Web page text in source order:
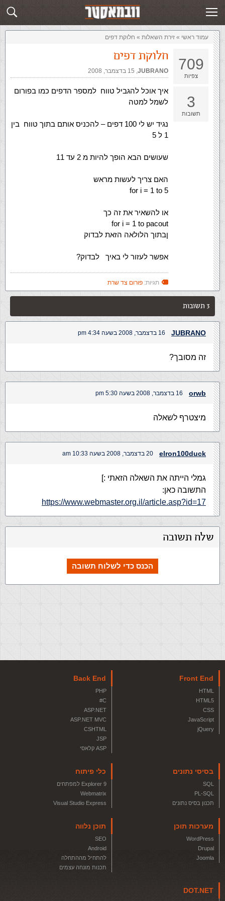
שלח תשובה זירת השאלות
עמוד ראשי » ‏זירת השאלות‏ » חלוקת דפים
709
צפיות
3
תשובות
חלוקת דפים
JUBRANO
,‏ 15 בדצמבר, 2008
איך אוכל להגביל טווח למספר הדפים כמו בפורום
לשמל למטה
נגיד יש לי 100 דפים – להכניס אותם בתוך טווח בין
1 ל 5
שעושים הבא הופך להיות מ 2 עד 11
האם צריך לעשות מראש
for i = 1 to 5
או להשאיר את זה כך
for i = 1 to pacout
ןבתוך הלולאה הזאת לבדוק
אפשר לעזור לי באיך לבדוק?
תגיות: פורום צד שרת
3 תשובות
JUBRANO 16 בדצמבר, 2008 בשעה 4:34 pm
זה מסובך?
orwb 16 בדצמבר, 2008 בשעה 5:30 pm
מיצטרף לשאלה
elron100duck 20 בדצמבר, 2008 בשעה 10:33 am
גמלי הייתה את השאלה הזאתי :]
התשובה כאן:
https://www.webmaster.org.il/article.asp?id=17
שלח תשובה
הכנס כדי לשלוח תשובה
Front End
HTML
HTML5
CSS
JavaScript
jQuery
Back End
PHP
C#
ASP.NET
ASP.NET MVC
CSHTML
JSP
ASP קלאסי
בסיסי נתונים
SQL
PL-SQL
תכנון בסיס נתונים
כלי פיתוח
Explorer 9 למפתחים
Webmatrix
Visual Studio Express
מערכות תוכן
WordPress
Drupal
Joomla
תוכן נלווה
SEO
Android
להתחיל מההתחלה
תכנות מונחה עצמים
DOT.NET